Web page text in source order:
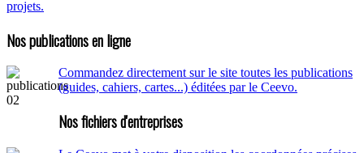
projets.
Nos publications en ligne
Commandez directement sur le site toutes les publications
(guides, cahiers, cartes...) éditées par le Ceevo.
Nos fichiers d'entreprises